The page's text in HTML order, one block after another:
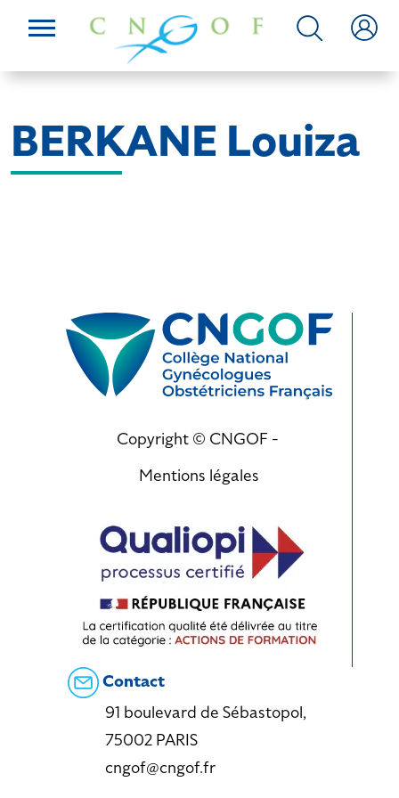
BERKANE Louiza
Copyright © CNGOF -
Mentions légales
Contact
91 boulevard de Sébastopol,
75002 PARIS
cngof@cngof.fr